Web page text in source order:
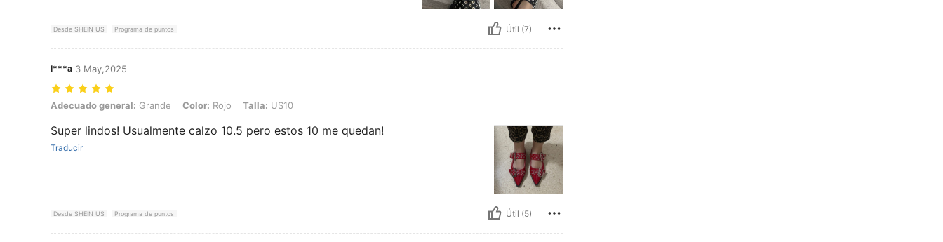
Desde SHEIN US Programa de puntos Útil (7)
l***a 3 May,2025
Adecuado general: Grande, Color: Rojo, Talla: US10
Adecuado general: Grande Color: Rojo Talla: US10
Super lindos! Usualmente calzo 10.5 pero estos 10 me quedan!
Traducir
Desde SHEIN US Programa de puntos Útil (5)